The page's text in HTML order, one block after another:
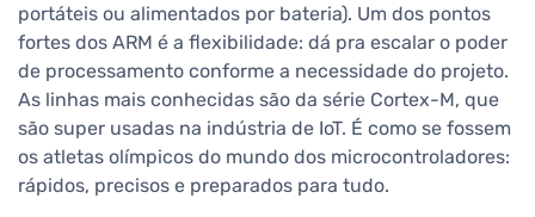
portáteis ou alimentados por bateria). Um dos pontos
fortes dos ARM é a flexibilidade: dá pra escalar o poder
de processamento conforme a necessidade do projeto.
As linhas mais conhecidas são da série Cortex-M, que
são super usadas na indústria de IoT. É como se fossem
os atletas olímpicos do mundo dos microcontroladores:
rápidos, precisos e preparados para tudo.